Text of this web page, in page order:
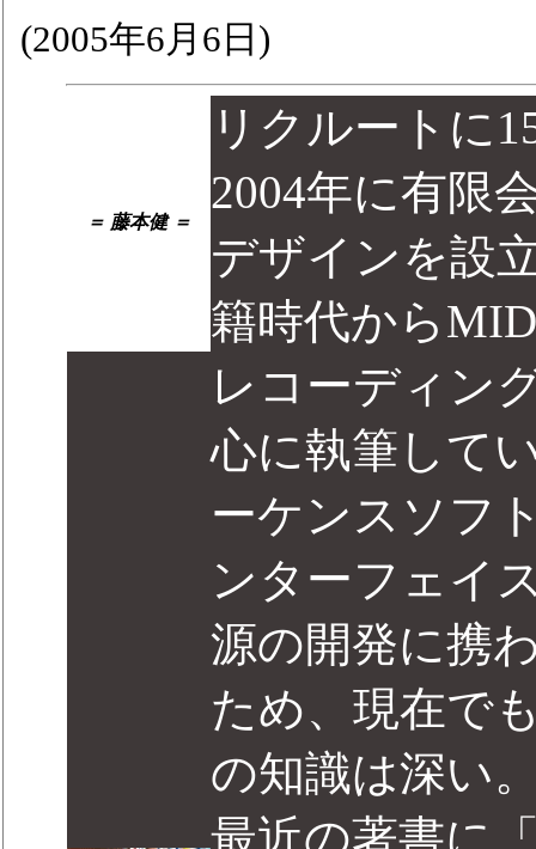
(2005年6月6日)
＝ 藤本健 ＝
リクルートに
2004年に有限
デザインを設
籍時代から
レコーディン
心に執筆して
ーケンスソフ
ンターフェイ
源の開発に携
ため、現在で
の知識は深い
最近の著書に